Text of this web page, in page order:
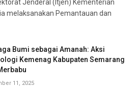
Jenderal (Itjen) Kementerian
melaksanakan Pemantauan dan
Bumi sebagai Amanah: Aksi
Kemenag Kabupaten Semarang
11, 2025